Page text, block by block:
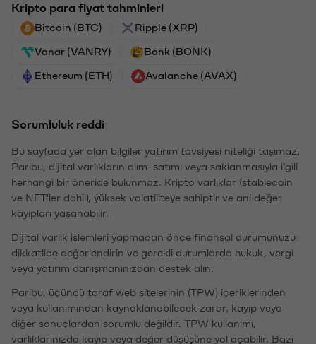
Kripto para fiyat tahminleri
Bitcoin (BTC) Ripple (XRP)
Vanar (VANRY) Bonk (BONK)
Ethereum (ETH) Avalanche (AVAX)
Sorumluluk reddi
Bu sayfada yer alan bilgiler yatırım tavsiyesi niteliği taşımaz.
Paribu, dijital varlıkların alım-satımı veya saklanmasıyla ilgili
herhangi bir öneride bulunmaz. Kripto varlıklar (stablecoin
ve NFT'ler dahil), yüksek volatiliteye sahiptir ve ani değer
kayıpları yaşanabilir.
Dijital varlık işlemleri yapmadan önce finansal durumunuzu
dikkatlice değerlendirin ve gerekli durumlarda hukuk, vergi
veya yatırım danışmanınızdan destek alın.
Paribu, üçüncü taraf web sitelerinin (TPW) içeriklerinden
veya kullanımından kaynaklanabilecek zarar, kayıp veya
diğer sonuçlardan sorumlu değildir. TPW kullanımı,
varlıklarınızda kayıp veya değer düşüşüne yol açabilir. Bazı